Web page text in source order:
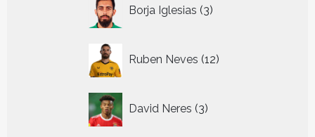
Borja Iglesias 3
producten
Ruben Neves 12
producten
David Neres 3
producten